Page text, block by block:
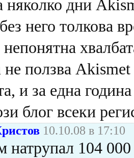
няколко дни
него толкова
ползва
и за една
блог всеки
10.10.08 в 17:10
натрупал 104